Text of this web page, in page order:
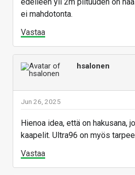
ei mahdotonta.
Vastaa
hsalonen
Jun 26, 2025
Hienoa idea, että on hakusana,
kaapelit. Ultra96 on myös
Vastaa